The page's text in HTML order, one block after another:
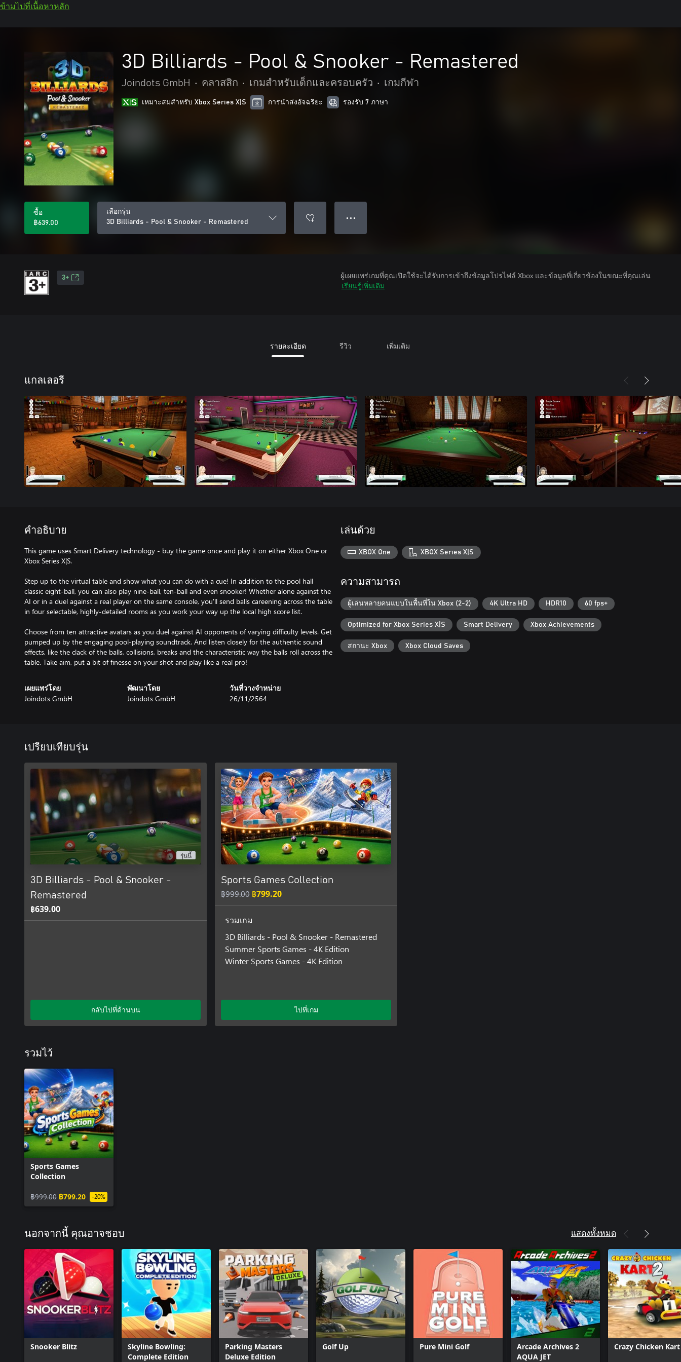
ข้ามไปที่เนื้อหาหลัก
3D Billiards - Pool & Snooker - Remastered
Joindots GmbH • คลาสสิก • เกมสำหรับเด็กและครอบครัว • เกมกีฬา
เหมาะสมสําหรับ Xbox Series X|S การนำส่งอัจฉริยะ รองรับ 7 ภาษา
ซื้อ
฿639.00
เลือกรุ่น
3D Billiards - Pool & Snooker - Remastered
● ● ●
3+
ผู้เผยแพร่เกมที่คุณเปิดใช้จะได้รับการเข้าถึงข้อมูลโปรไฟล์ Xbox และข้อมูลที่เกี่ยวข้องในขณะที่คุณเล่น
เรียนรู้เพิ่มเติม
รายละเอียด รีวิว เพิ่มเติม
แกลเลอรี
คำอธิบาย
This game uses Smart Delivery technology - buy the game once and play it on either Xbox One or
Xbox Series X|S.
Step up to the virtual table and show what you can do with a cue! In addition to the pool hall
classic eight-ball, you can also play nine-ball, ten-ball and even snooker! Whether alone against the
AI or in a duel against a real player on the same console, you'll send balls careening across the table
in four selectable, highly-detailed rooms as you work your way up the local high score list.
Choose from ten attractive avatars as you duel against AI opponents of varying difficulty levels. Get
pumped up by the engaging pool-playing soundtrack. And listen closely for the authentic sound
effects, like the clack of the balls, collisions, breaks and the characteristic way the balls roll across the
table. Take aim, put a bit of finesse on your shot and play like a real pro!
เผยแพร่โดย
Joindots GmbH
พัฒนาโดย
Joindots GmbH
วันที่วางจำหน่าย
26/11/2564
เล่นด้วย
XBOX One XBOX Series X|S
ความสามารถ
ผู้เล่นหลายคนแบบในพื้นที่ใน Xbox (2-2) 4K Ultra HD HDR10 60 fps+
Optimized for Xbox Series X|S Smart Delivery Xbox Achievements
สถานะ Xbox Xbox Cloud Saves
เปรียบเทียบรุ่น
รุ่นนี้
3D Billiards - Pool & Snooker -
Remastered
฿639.00
กลับไปที่ด้านบน
Sports Games Collection
฿999.00 ฿799.20
รวมเกม
3D Billiards - Pool & Snooker - Remastered
Summer Sports Games - 4K Edition
Winter Sports Games - 4K Edition
ไปที่เกม
รวมไว้
Sports Games
Collection
฿999.00 ฿799.20 -20%
นอกจากนี้ คุณอาจชอบ แสดงทั้งหมด
Snooker Blitz
Skyline Bowling:
Complete Edition
Parking Masters
Deluxe Edition
Golf Up Pure Mini Golf
Arcade Archives 2
AQUA JET
Crazy Chicken